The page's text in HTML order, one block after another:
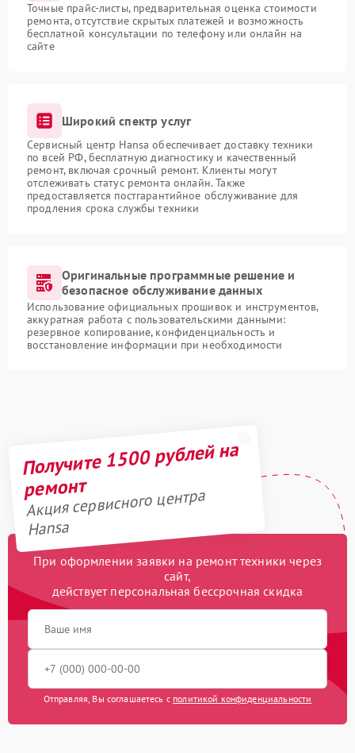
Точные прайс-листы, предварительная оценка стоимости
ремонта, отсутствие скрытых платежей и возможность
бесплатной консультации по телефону или онлайн на
сайте
Широкий спектр услуг
Сервисный центр Hansa обеспечивает доставку техники
по всей РФ, бесплатную диагностику и качественный
ремонт, включая срочный ремонт. Клиенты могут
отслеживать статус ремонта онлайн. Также
предоставляется постгарантийное обслуживание для
продления срока службы техники
Оригинальные программные решение и
безопасное обслуживание данных
Использование официальных прошивок и инструментов,
аккуратная работа с пользовательскими данными:
резервное копирование, конфиденциальность и
восстановление информации при необходимости
Получите 1500 рублей на
ремонт
Акция сервисного центра
Hansa
При оформлении заявки на ремонт техники через
сайт,
действует персональная бессрочная скидка
Отправляя, Вы соглашаетесь с политикой конфиденциальности